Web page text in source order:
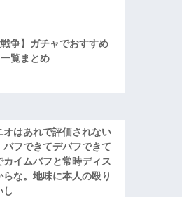
戦争】ガチャでおすすめ
覧まとめ
オはあれで評価されない
バフできてデバフできて
カイムバフと常時ディス
な。地味に本人の殴り
し